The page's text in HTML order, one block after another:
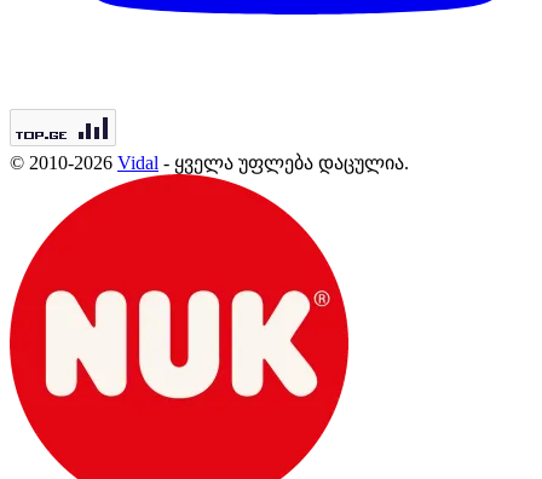
© 2010-2026 Vidal - ყველა უფლება დაცულია.